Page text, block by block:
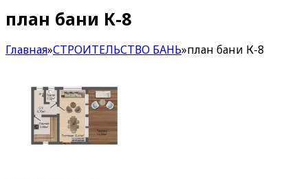
план бани К-8
Главная»СТРОИТЕЛЬСТВО БАНЬ»план бани К-8